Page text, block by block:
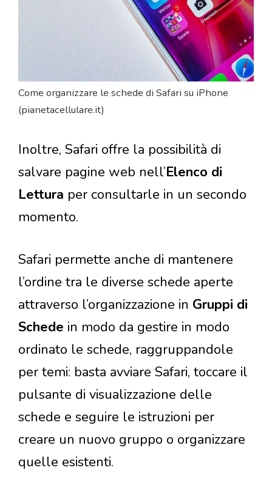
Come organizzare le schede di Safari su iPhone
(pianetacellulare.it)
Inoltre, Safari offre la possibilità di
salvare pagine web nell’Elenco di
Lettura per consultarle in un secondo
momento.
Safari permette anche di mantenere
l’ordine tra le diverse schede aperte
attraverso l’organizzazione in Gruppi di
Schede in modo da gestire in modo
ordinato le schede, raggruppandole
per temi: basta avviare Safari, toccare il
pulsante di visualizzazione delle
schede e seguire le istruzioni per
creare un nuovo gruppo o organizzare
quelle esistenti.